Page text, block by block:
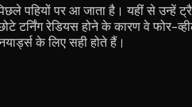
पहियों पर आ जाता है। यहीं से
टर्निंग रेडियस होने के कारण वे फोर-
के लिए सही होते हैं।